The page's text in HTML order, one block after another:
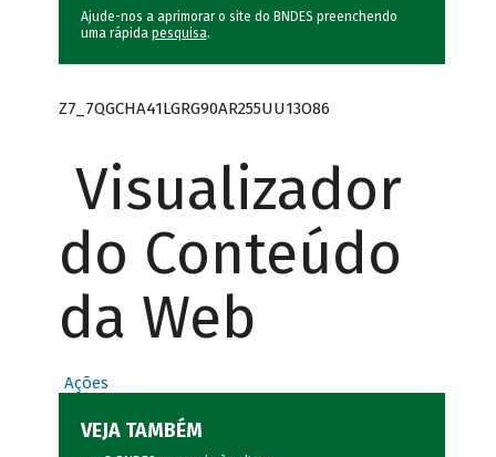
Ajude-nos a aprimorar o site do BNDES preenchendo
uma rápida pesquisa.
Z7_7QGCHA41LGRG90AR255UU13O86
Visualizador
do Conteúdo
da Web
Ações
VEJA TAMBÉM